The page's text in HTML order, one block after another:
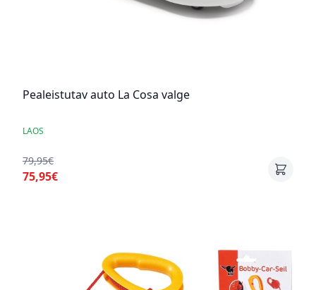
Pealeistutav auto La Cosa valge
LAOS
79,95€
75,95€